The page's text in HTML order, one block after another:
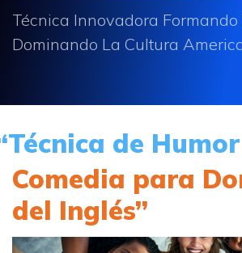
Técnica Innovadora
Dominando La Cultura
de
Comedia para
del Inglés”